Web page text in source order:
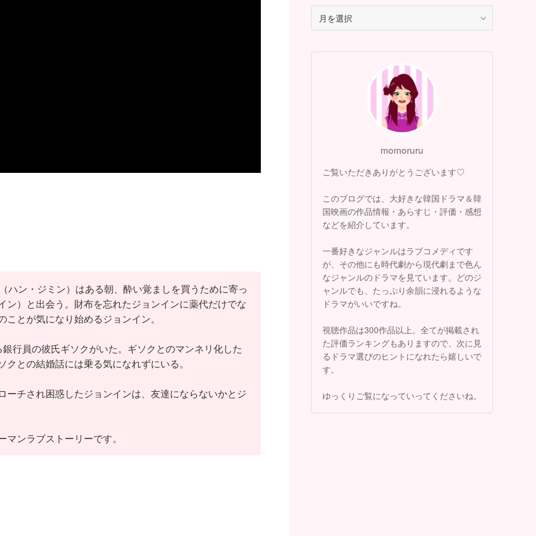
ハン・ジミン）はある朝、酔い覚ましを買うために寄っ
ン）と出会う。財布を忘れたジョンインに薬代だけでな
とが気になり始めるジョンイン。
行員の彼氏ギソクがいた。ギソクとのマンネリ化した
との結婚話には乗る気になれずにいる。
ーチされ困惑したジョンインは、友達にならないかとジ
ンラブストーリーです。
ー
momoruru
ご覧いただきありがとうございます♡
このブログでは、大好きな韓国ドラマ＆韓
国映画の作品情報・あらすじ・評価・感想
などを紹介しています。
一番好きなジャンルはラブコメディです
が、その他にも時代劇から現代劇まで色ん
なジャンルのドラマを見ています。どのジ
ャンルでも、たっぷり余韻に浸れるような
ドラマがいいですね。
視聴作品は300作品以上。全てが掲載され
た評価ランキングもありますので、次に見
るドラマ選びのヒントになれたら嬉しいで
す。
ゆっくりご覧になっていってくださいね。